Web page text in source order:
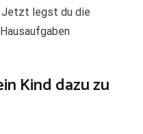
Jetzt legst du die
Kind dazu zu